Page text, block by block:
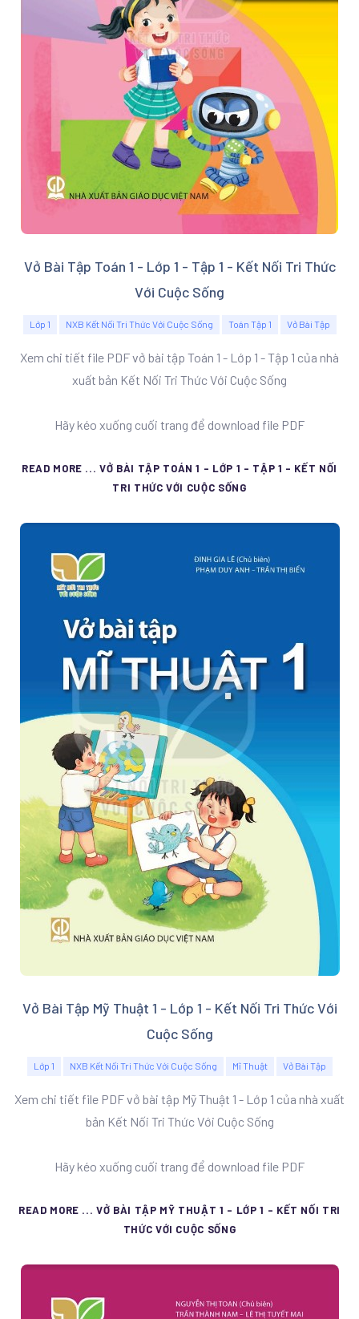
Vở Bài Tập Toán 1 - Lớp 1 - Tập 1 - Kết Nối Tri Thức
Với Cuộc Sống
Lớp 1 NXB Kết Nối Tri Thức Với Cuộc Sống Toán Tập 1 Vở Bài Tập
Xem chi tiết file PDF vở bài tập Toán 1 - Lớp 1 - Tập 1 của nhà
xuất bản Kết Nối Tri Thức Với Cuộc Sống
Hãy kéo xuống cuối trang để download file PDF
READ MORE ... VỞ BÀI TẬP TOÁN 1 - LỚP 1 - TẬP 1 - KẾT NỐI
TRI THỨC VỚI CUỘC SỐNG
Vở Bài Tập Mỹ Thuật 1 - Lớp 1 - Kết Nối Tri Thức Với
Cuộc Sống
Lớp 1 NXB Kết Nối Tri Thức Với Cuộc Sống Mĩ Thuật Vở Bài Tập
Xem chi tiết file PDF vở bài tập Mỹ Thuật 1 - Lớp 1 của nhà xuất
bản Kết Nối Tri Thức Với Cuộc Sống
Hãy kéo xuống cuối trang để download file PDF
READ MORE ... VỞ BÀI TẬP MỸ THUẬT 1 - LỚP 1 - KẾT NỐI TRI
THỨC VỚI CUỘC SỐNG